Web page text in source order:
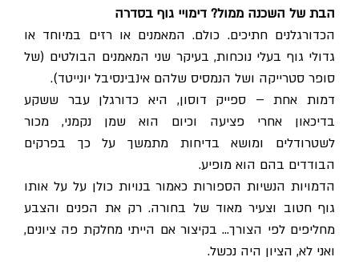
הבת של השכנה ממול? דימויי גוף בסדרה
הכדורגלנים חתיכים. כולם. המאמנים או רזים במיוחד או
גדולי גוף בעלי נוכחות, בעיקר שני המאמנים הבולטים (של
סופר סטרייקה ושל הנמסיס שלהם אינבינסיבל יונייטד).
דמות אחת – ספייק דוסון, היא כדורגלן עבר ששקע
בדיכאון אחרי פציעה וכיום הוא שמן נקמני, מכור
לשטרודלים ומושא בדיחות מתמשך על כך בפרקים
הבודדים בהם הוא מופיע.
הדמויות הנשיות הספורות כאמור בנויות כולן על על אותו
גוף חטוב וצעיר מאוד של בחורה. רק את הפנים והצבע
מחליפים לפי הצורך… בקיצור אם הייתי מחלקת פה ציונים,
ואני לא, הציון היה נכשל.